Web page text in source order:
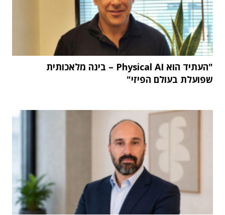
"העתיד הוא Physical AI – בינה מלאכותית
שפועלת בעולם הפיזי"